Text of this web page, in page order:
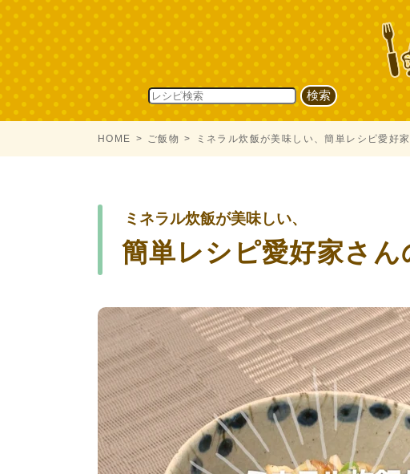
HOME ご飯物 ミネラル炊飯が美味しい、簡単レシピ愛好
ミネラル炊飯が美味しい、
簡単レシピ愛好家さ